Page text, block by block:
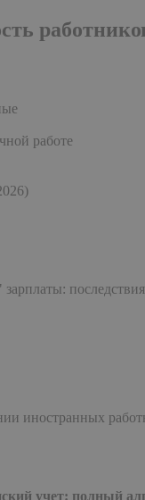
работе
иностранных
учет: полный